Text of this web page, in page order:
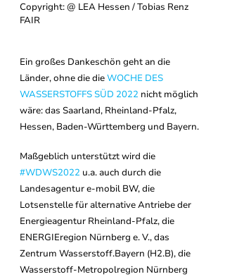
Copyright: @ LEA Hessen / Tobias Renz
FAIR
Ein großes Dankeschön geht an die
Länder, ohne die die WOCHE DES
WASSERSTOFFS SÜD 2022 nicht möglich
wäre: das Saarland, Rheinland-Pfalz,
Hessen, Baden-Württemberg und Bayern.
Maßgeblich unterstützt wird die
#WDWS2022 u.a. auch durch die
Landesagentur e-mobil BW, die
Lotsenstelle für alternative Antriebe der
Energieagentur Rheinland-Pfalz, die
ENERGIEregion Nürnberg e. V., das
Zentrum Wasserstoff.Bayern (H2.B), die
Wasserstoff-Metropolregion Nürnberg